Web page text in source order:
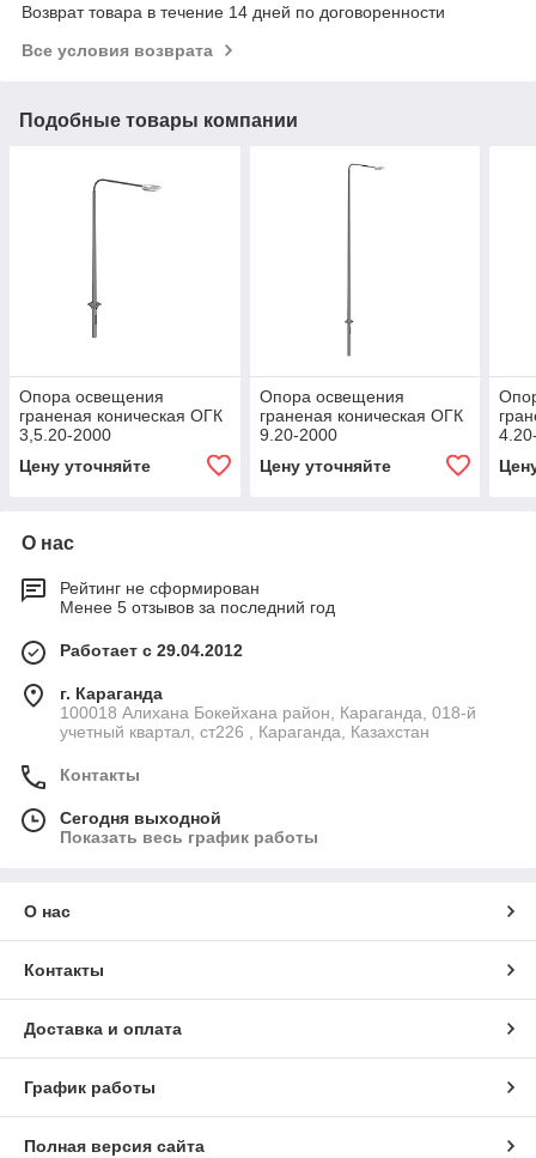
Возврат товара в течение 14 дней по договоренности
Все условия возврата
Подобные товары компании
Опора освещения
граненая коническая ОГК
3,5.20-2000
Цену уточняйте
Опора освещения
граненая коническая ОГК
9.20-2000
Цену уточняйте
О нас
Рейтинг не сформирован
Менее 5 отзывов за последний год
Работает с 29.04.2012
г. Караганда
100018 Алихана Бокейхана район, Караганда, 018-й
учетный квартал, ст226 , Караганда, Казахстан
Контакты
Сегодня выходной
Показать весь график работы
О нас
Контакты
Доставка и оплата
График работы
Полная версия сайта